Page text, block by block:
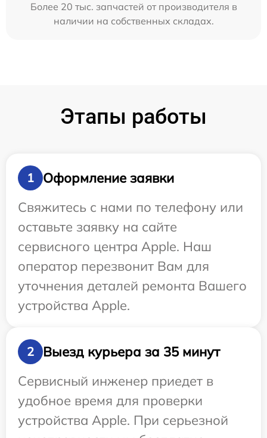
Более 20 тыс. запчастей от производителя в
наличии на собственных складах.
Этапы работы
1
Оформление заявки
Свяжитесь с нами по телефону или
оставьте заявку на сайте
сервисного центра Apple. Наш
оператор перезвонит Вам для
уточнения деталей ремонта Вашего
устройства Apple.
2
Выезд курьера за 35 минут
Сервисный инженер приедет в
удобное время для проверки
устройства Apple. При серьезной